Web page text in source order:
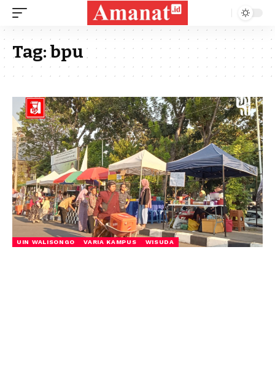
Tag:bpu
UIN WALISONGO VARIA KAMPUS WISUDA